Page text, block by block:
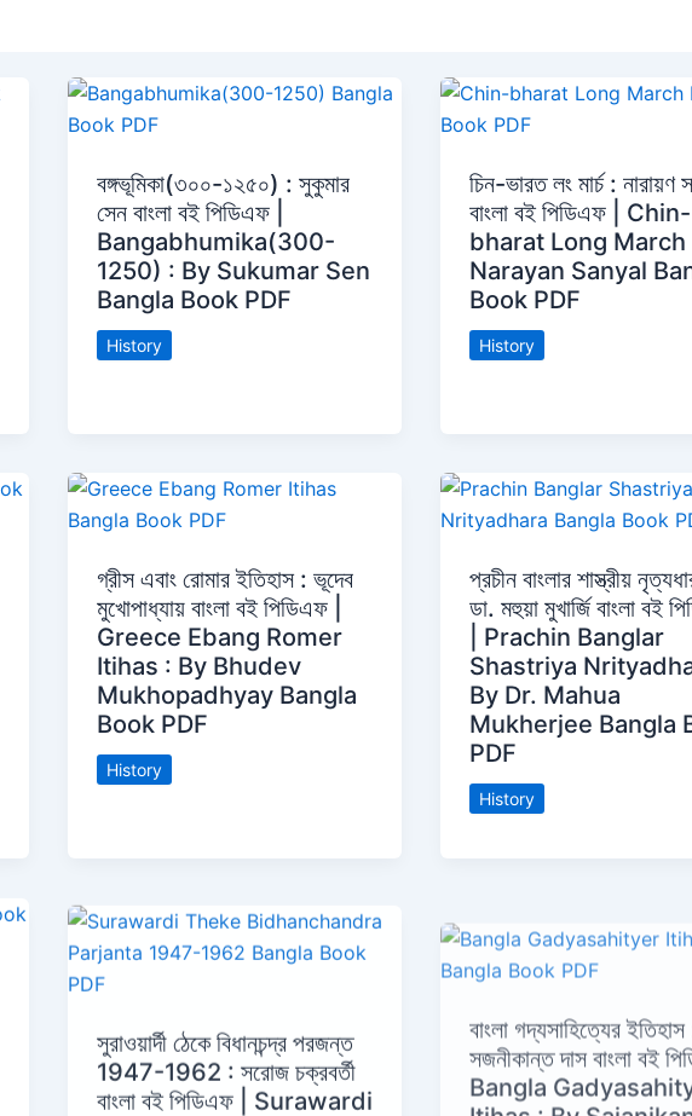
বঙ্গভূমিকা(৩০০-১২৫০) : সুকুমার
সেন বাংলা বই পিডিএফ |
Bangabhumika(300-
1250) : By Sukumar Sen
Bangla Book PDF
History
চিন-ভারত লং মার্চ : নারায়ণ
বাংলা বই পিডিএফ | Chin-
bharat Long March
Narayan Sanyal
Book PDF
History
গ্রীস এবাং রোমার ইতিহাস : ভূদেব
মুখোপাধ্যায় বাংলা বই পিডিএফ |
Greece Ebang Romer
Itihas : By Bhudev
Mukhopadhyay Bangla
Book PDF
History
প্রচীন বাংলার শাস্ত্রীয়
ডা. মহুয়া মুখার্জি বাংলা বই
| Prachin Banglar
Shastriya
By Dr. Mahua
Mukherjee Bangla
PDF
History
সুরাওয়ার্দী ঠেকে বিধানচন্দ্র পরজন্ত
1947-1962 : সরোজ চক্রবর্তী
বাংলা বই পিডিএফ | Surawardi
সজনীকান্ত দাস বাংলা বই
Bangla
Itihas : By